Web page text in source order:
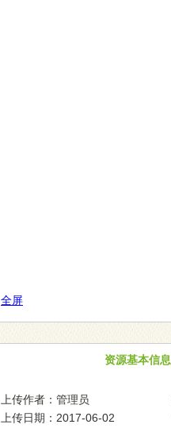
全屏
资源基本信息
上传作者：管理员
上传日期：2017-06-02